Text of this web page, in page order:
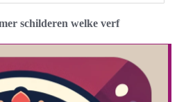
schilderen welke verf